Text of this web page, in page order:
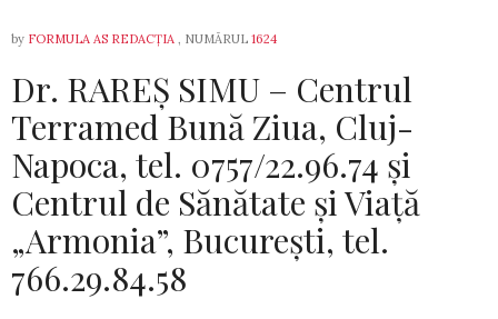
by FORMULA AS REDACȚIA , NUMĂRUL 1624
Dr. RAREȘ SIMU – Centrul
Terramed Bună Ziua, Cluj-
Napoca, tel. 0757/22.96.74 și
Centrul de Sănătate şi Viaţă
„Armonia”, Bucureşti, tel.
766.29.84.58